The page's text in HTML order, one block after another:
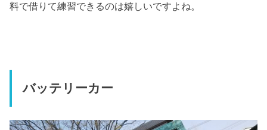
料で借りて練習できるのは嬉しいですよね。
バッテリーカー